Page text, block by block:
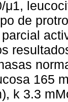
μ1,
de
165
k 3.3